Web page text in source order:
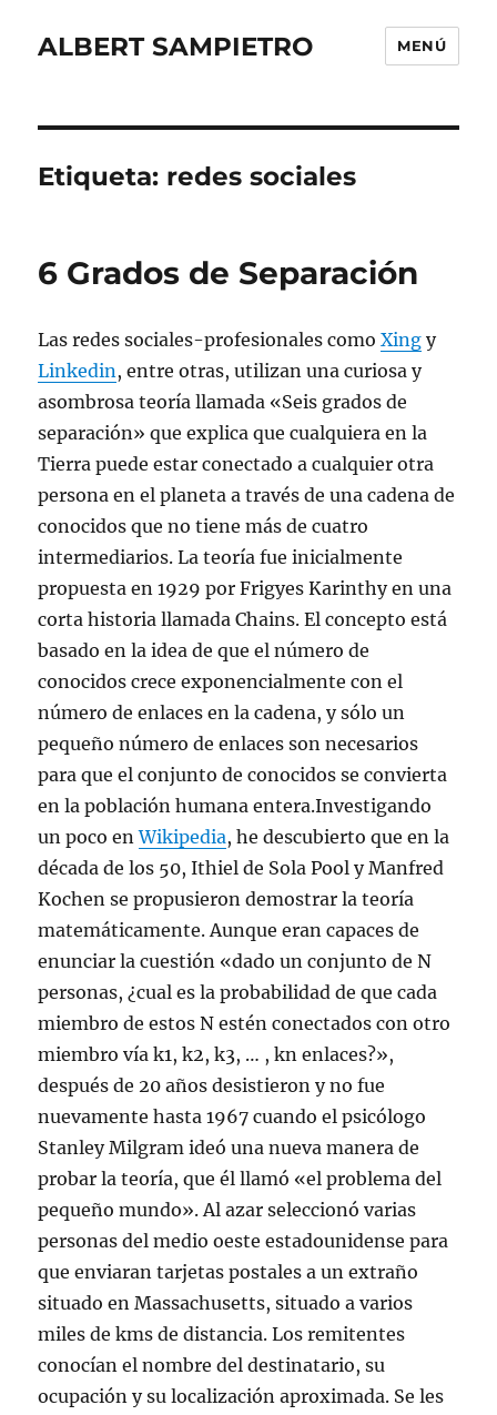
ALBERT SAMPIETRO MENÚ
Etiqueta: redes sociales
6 Grados de Separación
Las redes sociales-profesionales comoXing y
Linkedin, entre otras, utilizan una curiosa y
asombrosa teoría llamada «Seis grados de
separación» que explica que cualquiera en la
Tierra puede estar conectado a cualquier otra
persona en el planeta a través de una cadena de
conocidos que no tiene más de cuatro
intermediarios. La teoría fue inicialmente
propuesta en 1929 por Frigyes Karinthy en una
corta historia llamada Chains. El concepto está
basado en la idea de que el número de
conocidos crece exponencialmente con el
número de enlaces en la cadena, y sólo un
pequeño número de enlaces son necesarios
para que el conjunto de conocidos se convierta
en la población humana entera.Investigando
un poco enWikipedia, he descubierto que en la
década de los 50, Ithiel de Sola Pool y Manfred
Kochen se propusieron demostrar la teoría
matemáticamente. Aunque eran capaces de
enunciar la cuestión «dado un conjunto de N
personas, ¿cual es la probabilidad de que cada
miembro de estos N estén conectados con otro
miembro vía k1, k2, k3, … , kn enlaces?»,
después de 20 años desistieron y no fue
nuevamente hasta 1967 cuando el psicólogo
Stanley Milgram ideó una nueva manera de
probar la teoría, que él llamó «el problema del
pequeño mundo». Al azar seleccionó varias
personas del medio oeste estadounidense para
que enviaran tarjetas postales a un extraño
situado en Massachusetts, situado a varios
miles de kms de distancia. Los remitentes
conocían el nombre del destinatario, su
ocupación y su localización aproximada. Se les